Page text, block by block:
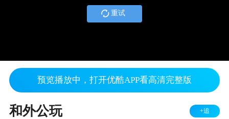
重试
预览播放中，打开优酷APP看高清完整版
和外公玩 +追